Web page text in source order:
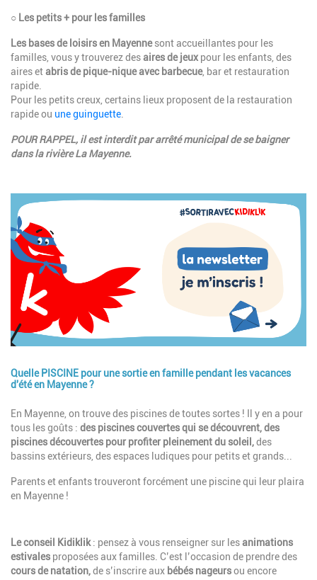
○ Les petits + pour les familles
Les bases de loisirs en Mayennesont accueillantes pour les
familles, vous y trouverez desaires de jeux pour les enfants, des
aires etabris de pique-nique avec barbecue, bar et restauration
rapide.
Pour les petits creux, certains lieux proposent de la restauration
rapide ou une guinguette
POUR RAPPEL, il est interdit par arrêté municipal de se baigner
dans la rivière La Mayenne.
Quelle PISCINE pour une sortie en famille pendant les vacances
d'été en Mayenne ?
Description
En Mayenne, on trouve des piscines de toutes sortes ! Il y en a pour
tous les goûts : des piscines couvertes qui se découvrent, des
piscines découvertes pour profiter pleinement du soleil,des
bassins extérieurs, des espaces ludiques pour petits et grands...
Parents et enfants trouveront forcément une piscine qui leur plaira
en Mayenne !
Description
Le conseil Kidiklik: pensez à vous renseigner sur lesanimations
estivales proposées aux familles. C’est l’occasion de prendre des
cours de natation,de s’inscrire aux bébés nageursou encore